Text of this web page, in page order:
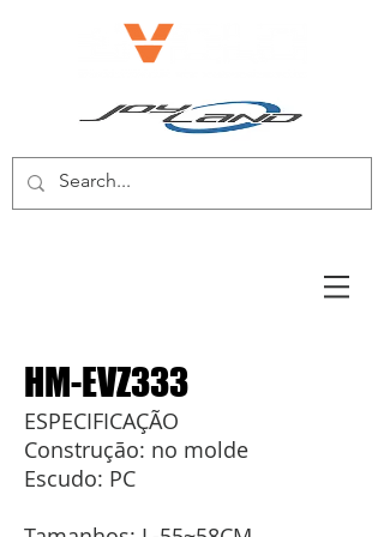
HM-EVZ333
ESPECIFICAÇÃO
Construção: no molde
Escudo: PC